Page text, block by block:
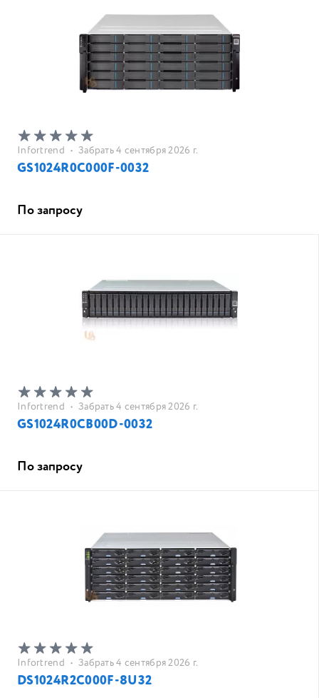
Infortrend • Забрать 4 сентября 2026 г.
GS1024R0C000F-0032
По запросу
Infortrend • Забрать 4 сентября 2026 г.
GS1024R0CB00D-0032
По запросу
Infortrend • Забрать 4 сентября 2026 г.
DS1024R2C000F-8U32